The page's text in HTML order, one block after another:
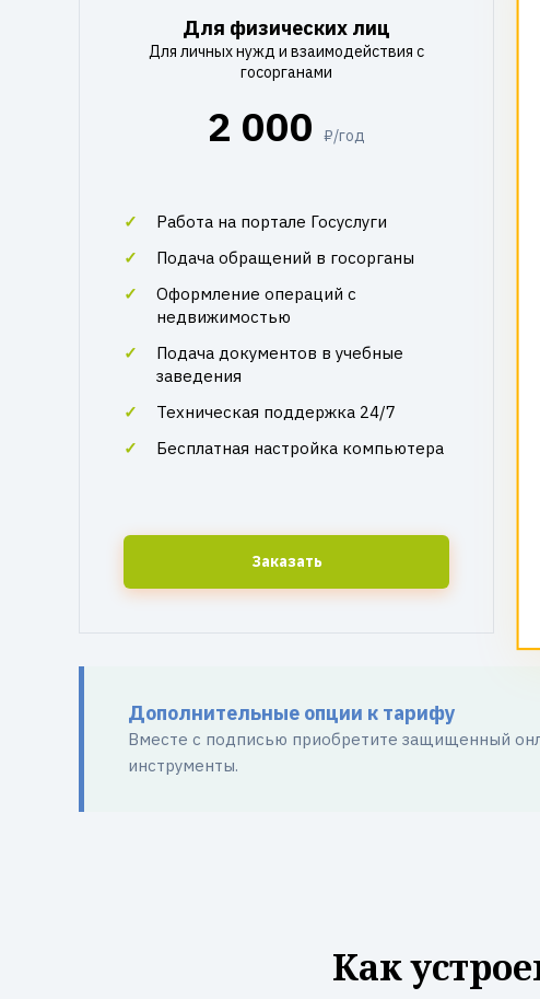
Для физических лиц
Для личных нужд и взаимодействия с
госорганами
2 000 ₽/год
Работа на портале Госуслуги
Подача обращений в госорганы
Оформление операций с
недвижимостью
Подача документов в учебные
заведения
Техническая поддержка 24/7
Бесплатная настройка компьютера
Заказать
Дополнительные опции к тарифу
Вместе с подписью приобретите защищенный
инструменты.
Как